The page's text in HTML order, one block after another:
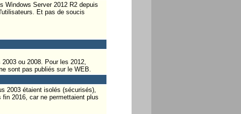
Windows Server 2012 R2 depuis
Et pas de soucis
ou 2008. Pour les 2012,
sont pas publiés sur le WEB.
2003 étaient isolés (sécurisés),
2016, car ne permettaient plus